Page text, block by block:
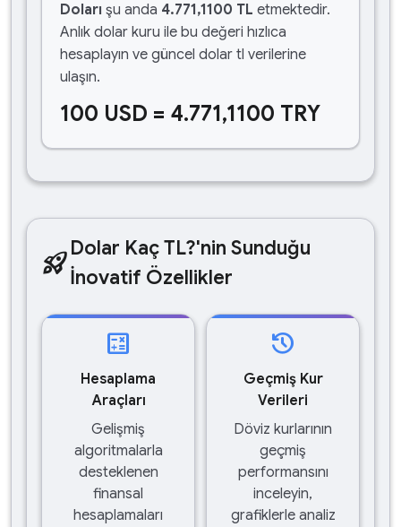
Doları şu anda 4.771,1100 TL etmektedir.
Anlık dolar kuru ile bu değeri hızlıca
hesaplayın ve güncel dolar tl verilerine
ulaşın.
100 USD = 4.771,1100 TRY
rocket_launchDolar Kaç TL?'nin Sunduğu
İnovatif Özellikler
calculate
Hesaplama
Araçları
Gelişmiş
algoritmalarla
desteklenen
finansal
hesaplamaları
history
Geçmiş Kur
Verileri
Döviz kurlarının
geçmiş
performansını
inceleyin,
grafiklerle analiz